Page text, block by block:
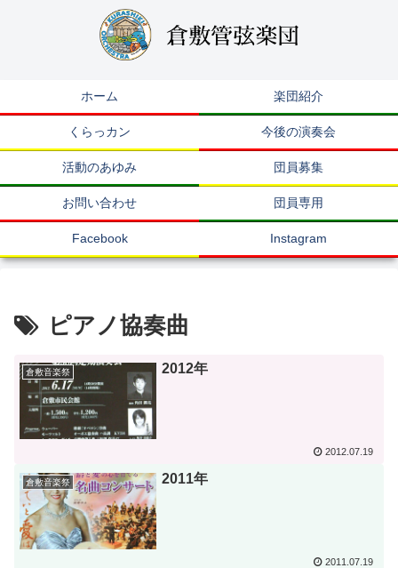
ホーム 楽団紹介
くらっカン 今後の演奏会
活動のあゆみ 団員募集
お問い合わせ 団員専用
Facebook Instagram
ピアノ協奏曲
倉敷音楽祭 2012年
2012.07.19
倉敷音楽祭 2011年
2011.07.19